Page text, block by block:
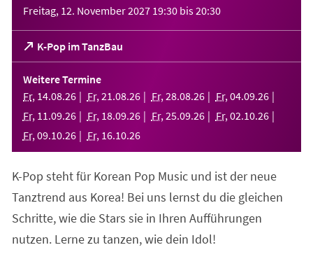
Freitag, 12. November 2027 19:30 bis20:30
K-Pop im TanzBau
(Öffnet
in
einem
neuen
Tab)
Weitere Termine
Fr, 14.08.26 Fr, 21 .08.26 Fr, 28.08.26 Fr, 04.09.26
Fr, 11 .09.26 Fr, 18.09.26 Fr, 25.09.26 Fr, 02.10.26
Fr, 09.10.26 Fr, 16.10.26
K-Pop steht für Korean Pop Music und ist der neue
Tanztrend aus Korea! Bei uns lernst du die gleichen
Schritte, wie die Stars sie in Ihren Aufführungen
nutzen. Lerne zu tanzen, wie dein Idol!